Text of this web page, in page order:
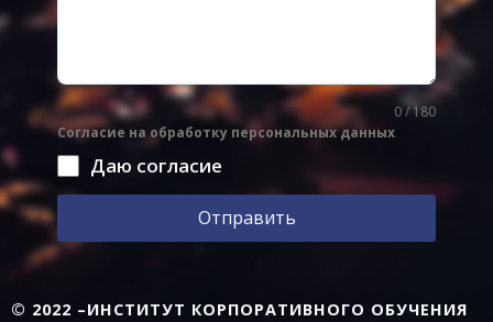
0 / 180
Согласие на обработку персональных данных
Даю согласие
Отправить
© 2022 –ИНСТИТУТ КОРПОРАТИВНОГО ОБУЧЕНИЯ